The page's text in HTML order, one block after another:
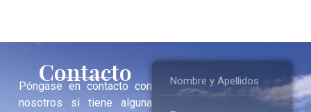
Contacto
Póngase en contacto con
nosotros si tiene alguna